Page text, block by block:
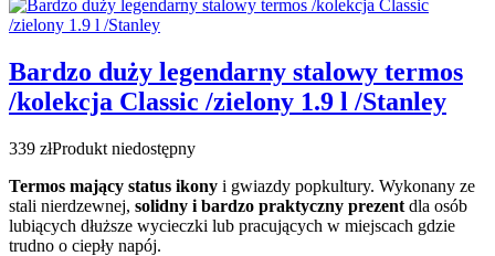
Bardzo duży legendarny stalowy termos
/kolekcja Classic /zielony 1.9 l /Stanley
339 złProdukt niedostępny
Termos mający status ikony i gwiazdy popkultury. Wykonany ze
stali nierdzewnej, solidny i bardzo praktyczny prezent dla osób
lubiących dłuższe wycieczki lub pracujących w miejscach gdzie
trudno o ciepły napój.